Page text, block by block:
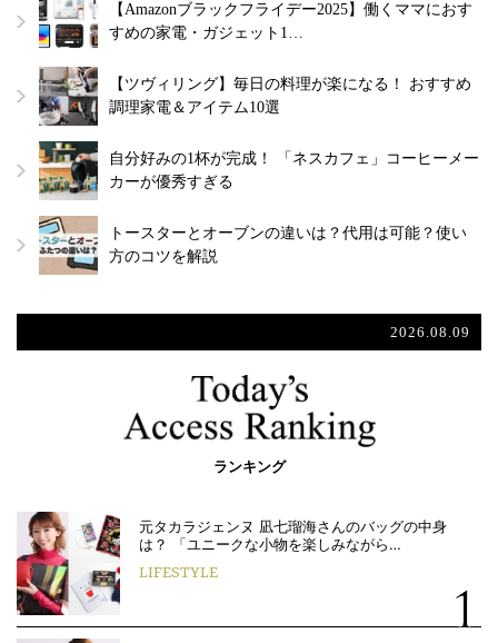
【Amazonブラックフライデー2025】働くママにおす
すめの家電・ガジェット1…
【ツヴィリング】毎日の料理が楽になる！ おすすめ
調理家電＆アイテム10選
自分好みの1杯が完成！ 「ネスカフェ」コーヒーメー
カーが優秀すぎる
トースターとオーブンの違いは？代用は可能？使い
方のコツを解説
2026.08.09
ランキング
元タカラジェンヌ 凪七瑠海さんのバッグの中身
は？ 「ユニークな小物を楽しみながら…
LIFESTYLE